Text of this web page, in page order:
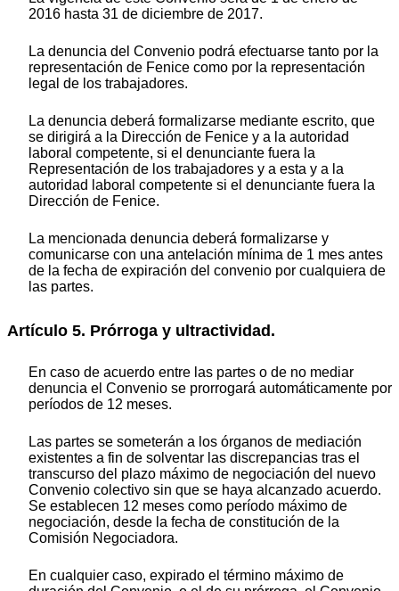
2016 hasta 31 de diciembre de 2017.
La denuncia del Convenio podrá efectuarse tanto por la
representación de Fenice como por la representación
legal de los trabajadores.
La denuncia deberá formalizarse mediante escrito, que
se dirigirá a la Dirección de Fenice y a la autoridad
laboral competente, si el denunciante fuera la
Representación de los trabajadores y a esta y a la
autoridad laboral competente si el denunciante fuera la
Dirección de Fenice.
La mencionada denuncia deberá formalizarse y
comunicarse con una antelación mínima de 1 mes antes
de la fecha de expiración del convenio por cualquiera de
las partes.
Artículo 5. Prórroga y ultractividad.
En caso de acuerdo entre las partes o de no mediar
denuncia el Convenio se prorrogará automáticamente por
períodos de 12 meses.
Las partes se someterán a los órganos de mediación
existentes a fin de solventar las discrepancias tras el
transcurso del plazo máximo de negociación del nuevo
Convenio colectivo sin que se haya alcanzado acuerdo.
Se establecen 12 meses como período máximo de
negociación, desde la fecha de constitución de la
Comisión Negociadora.
En cualquier caso, expirado el término máximo de